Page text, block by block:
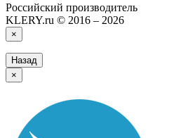
Российский производитель
KLERY.ru © 2016 – 2026
×
Назад
×